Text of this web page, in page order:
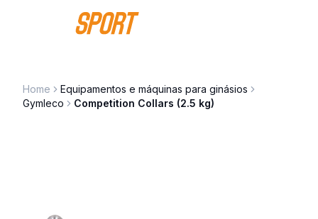
Saltar para o conteúdo
Home
Equipamentos e máquinas para ginásios
Gymleco
Competition Collars (2.5 kg)